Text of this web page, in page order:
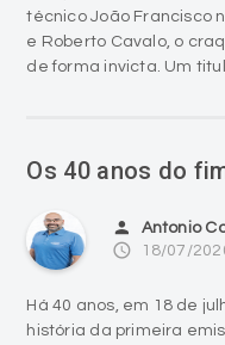
access_time 18/07/
Há 40 anos, em 18 de
história da primeira
suas emissoras, saindo
canal 6, que na época